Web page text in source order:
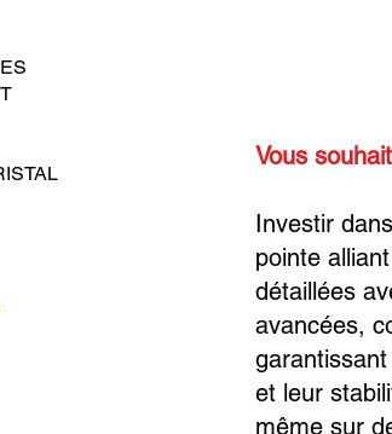
Vous
Investir
pointe
détaillées
avancées,
et leur
même sur